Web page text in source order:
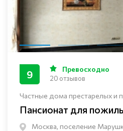
Частные дома престарелых и
Пансионат для
Москва, поселение
9 Превосходно
20 отзывов